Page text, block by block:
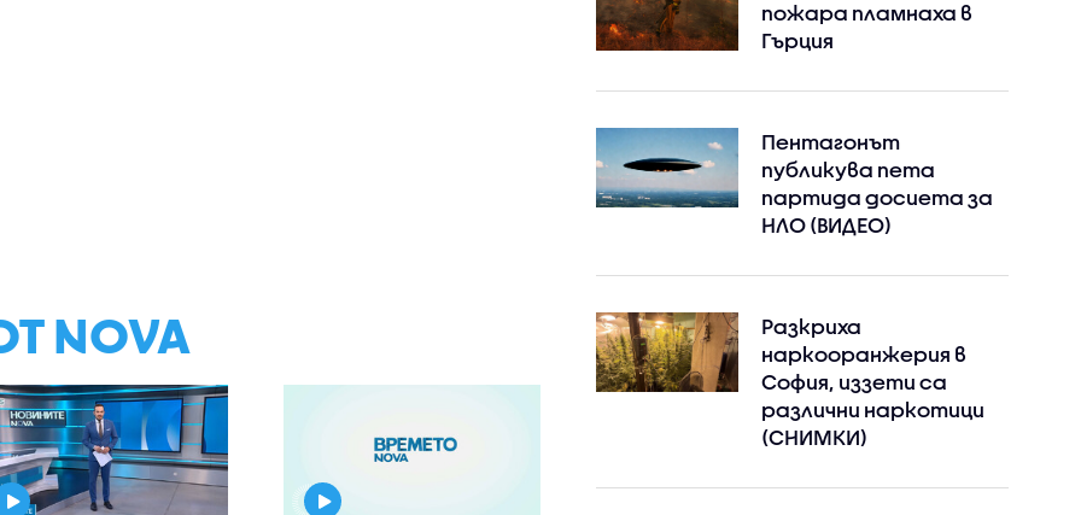
NOVA
пожара пламнаха в
Гърция
Пентагонът
публикува пета
партида досиета за
НЛО (ВИДЕО)
Разкриха
наркооранжерия в
София, иззети са
различни наркотици
(СНИМКИ)